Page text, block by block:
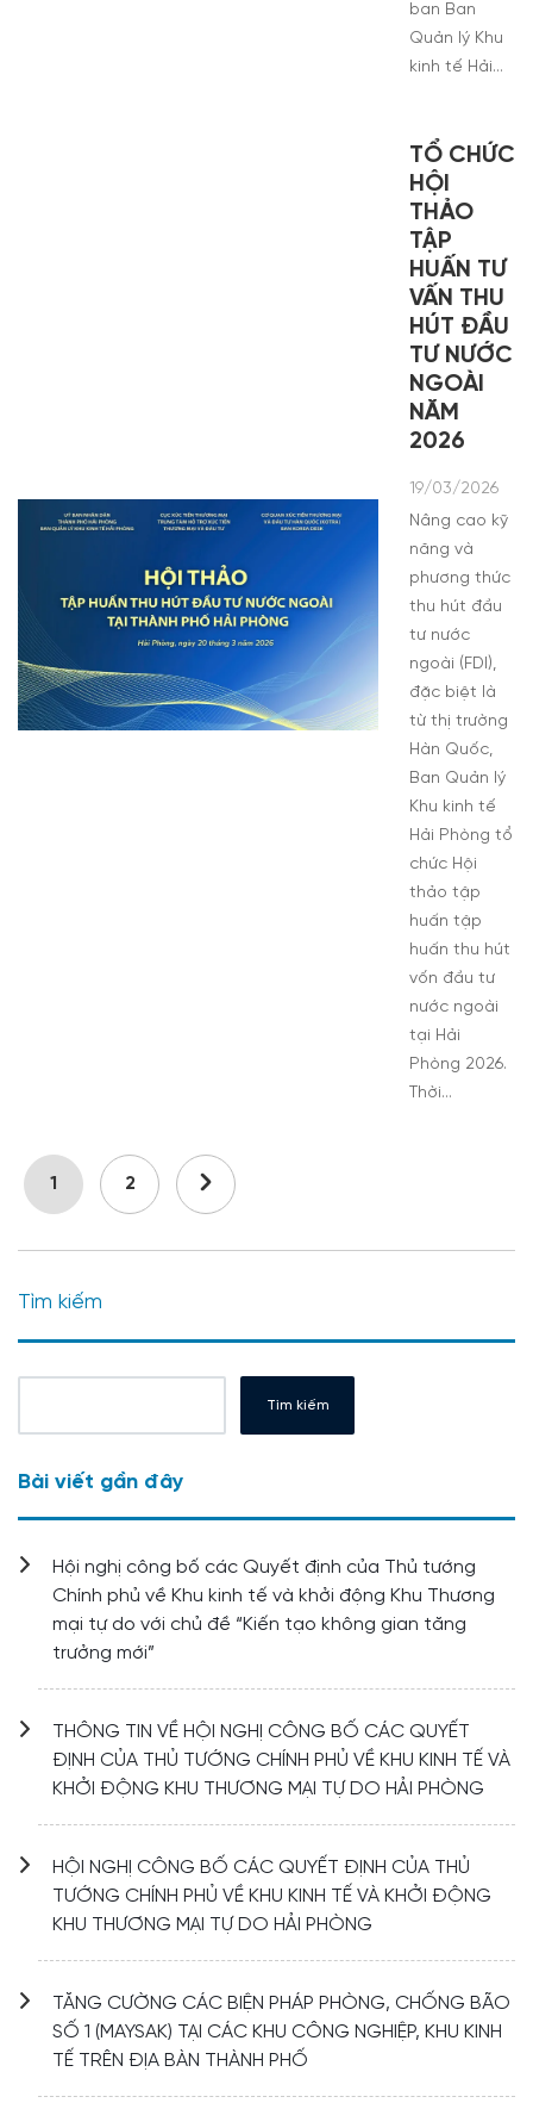
ban Ban
Quản lý Khu
kinh tế Hải…
TỔ CHỨC
HỘI
THẢO
TẬP
HUẤN TƯ
VẤN THU
HÚT ĐẦU
TƯ NƯỚC
NGOÀI
NĂM
2026
19/03/2026
Nâng cao kỹ
năng và
phương thức
thu hút đầu
tư nước
ngoài (FDI),
đặc biệt là
từ thị trường
Hàn Quốc,
Ban Quản lý
Khu kinh tế
Hải Phòng tổ
chức Hội
thảo tập
huấn tập
huấn thu hút
vốn đầu tư
nước ngoài
tại Hải
Phòng 2026.
Thời…
1 2
Tìm kiếm
Tìm kiếm
Bài viết gần đây
Hội nghị công bố các Quyết định của Thủ tướng
Chính phủ về Khu kinh tế và khởi động Khu Thương
mại tự do với chủ đề “Kiến tạo không gian tăng
trưởng mới”
THÔNG TIN VỀ HỘI NGHỊ CÔNG BỐ CÁC QUYẾT
ĐỊNH CỦA THỦ TƯỚNG CHÍNH PHỦ VỀ KHU KINH TẾ VÀ
KHỞI ĐỘNG KHU THƯƠNG MẠI TỰ DO HẢI PHÒNG
HỘI NGHỊ CÔNG BỐ CÁC QUYẾT ĐỊNH CỦA THỦ
TƯỚNG CHÍNH PHỦ VỀ KHU KINH TẾ VÀ KHỞI ĐỘNG
KHU THƯƠNG MẠI TỰ DO HẢI PHÒNG
TĂNG CƯỜNG CÁC BIỆN PHÁP PHÒNG, CHỐNG BÃO
SỐ 1 (MAYSAK) TẠI CÁC KHU CÔNG NGHIỆP, KHU KINH
TẾ TRÊN ĐỊA BÀN THÀNH PHỐ